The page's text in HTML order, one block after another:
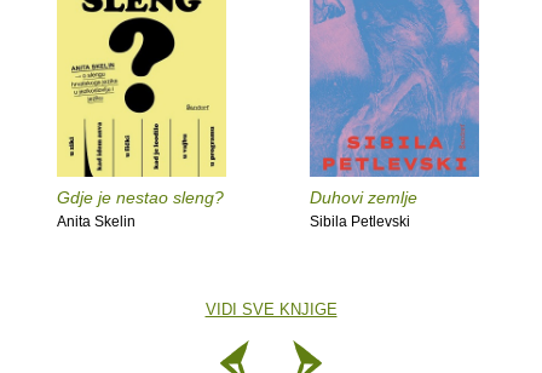
Gdje je nestao sleng?
Anita Skelin
Duhovi zemlje
Sibila Petlevski
VIDI SVE KNJIGE